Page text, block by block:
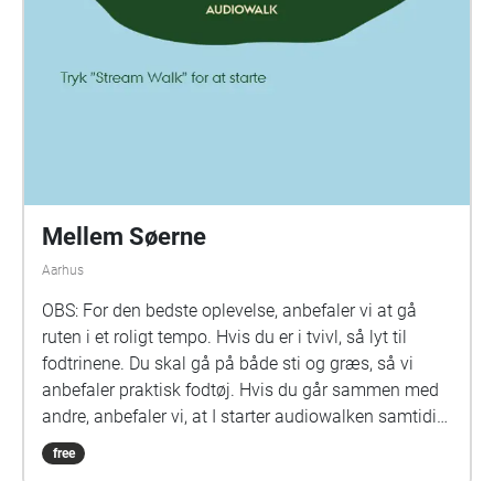
Museum. Rute 2 starter foran hovedindgangen til
Spektrum og ender ved henholdvis Egholmgård og
Danmarks midtpunkt på Nølevvej. Jeg kan huske ®
Mellem Søerne
Aarhus
OBS: For den bedste oplevelse, anbefaler vi at gå
ruten i et roligt tempo. Hvis du er i tvivl, så lyt til
fodtrinene. Du skal gå på både sti og græs, så vi
anbefaler praktisk fodtøj. Hvis du går sammen med
andre, anbefaler vi, at I starter audiowalken samtidig.
Kort over ruten: https://imgur.com/a/svg95LL Læs
mere om Mellem Søerne her:
free